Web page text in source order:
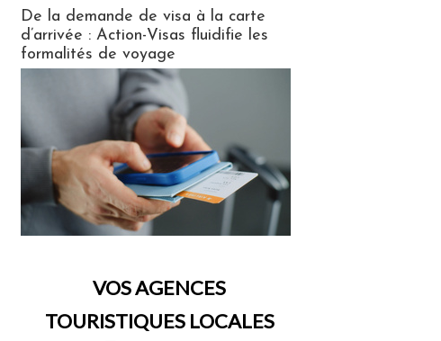
De la demande de visa à la carte
d’arrivée : Action-Visas fluidifie les
formalités de voyage
VOS AGENCES
TOURISTIQUES LOCALES